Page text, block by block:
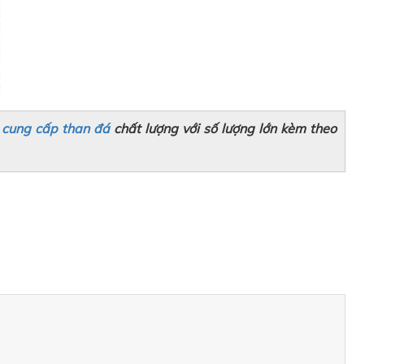
cung cấp than đáchất lượng với số lượng lớn kèm theo